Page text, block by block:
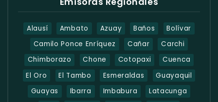
Alausí Ambato Azuay Baños
Bolívar
Camilo Ponce Enríquez
Cañar
Carchi
Chimborazo
Chone Cotopaxi
Cuenca
El Oro
El Tambo Esmeraldas
Guayaquil
Guayas
Ibarra Imbabura Latacunga